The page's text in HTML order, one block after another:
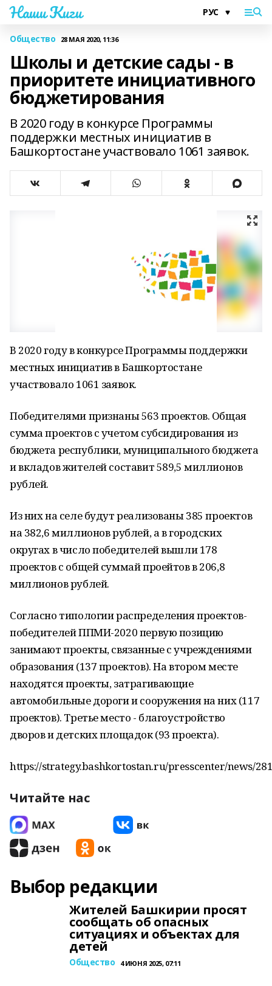
Наши Киги
Общество 28 МАЯ 2020, 11:36
Школы и детские сады - в
приоритете инициативного
бюджетирования
B 2020 году в конкурсе Программы
поддержки местных инициатив в
Башкортостане участвовало 1061 заявок.
B 2020 году в конкурсе Программы поддержки
местных инициатив в Башкортостане
участвовало 1061 заявок.
Победителями признаны 563 проектов. Общая
сумма проектов с учетом субсидирования из
бюджета республики, муниципального бюджета
и вкладов жителей составит 589,5 миллионов
рублей.
Из них на селе будут реализованы 385 проектов
на 382,6 миллионов рублей, а в городских
округах в число победителей вышли 178
проектов с общей суммай проейтов в 206,8
миллионов рублей.
Согласно типологии распределения проектов-
победителей ППМИ-2020 первую позицию
занимают проекты, связанные с учреждениями
образования (137 проектов). На втором месте
находятся проекты, затрагивающие
автомобильные дороги и сооружения на них (117
проектов). Третье место - благоустройство
дворов и детских площадок (93 проекта).
https://strategy.bashkortostan.ru/presscenter/news/
Читайте нас
Выбор редакции
Жителей Башкирии просят
сообщать об опасных
ситуациях и объектах для
детей
Общество 4 ИЮНЯ 2025, 07:11